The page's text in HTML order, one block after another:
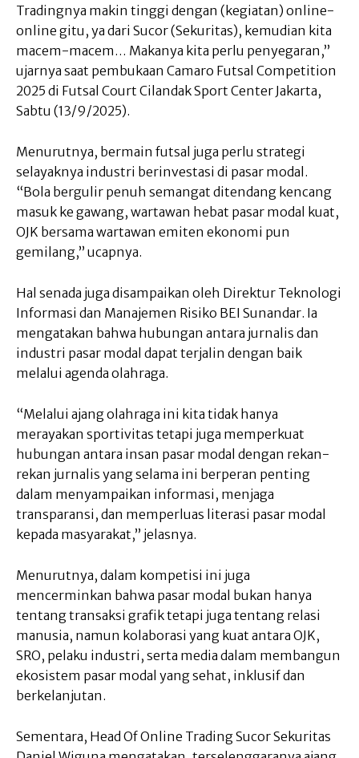
Tradingnya makin tinggi dengan (kegiatan) online-
online gitu, ya dari Sucor (Sekuritas), kemudian kita
macem-macem… Makanya kita perlu penyegaran,”
ujarnya saat pembukaan Camaro Futsal Competition
2025 di Futsal Court Cilandak Sport Center Jakarta,
Sabtu (13/9/2025).
Menurutnya, bermain futsal juga perlu strategi
selayaknya industri berinvestasi di pasar modal.
“Bola bergulir penuh semangat ditendang kencang
masuk ke gawang, wartawan hebat pasar modal kuat,
OJK bersama wartawan emiten ekonomi pun
gemilang,” ucapnya.
Hal senada juga disampaikan oleh Direktur Teknologi
Informasi dan Manajemen Risiko BEI Sunandar. Ia
mengatakan bahwa hubungan antara jurnalis dan
industri pasar modal dapat terjalin dengan baik
melalui agenda olahraga.
“Melalui ajang olahraga ini kita tidak hanya
merayakan sportivitas tetapi juga memperkuat
hubungan antara insan pasar modal dengan rekan-
rekan jurnalis yang selama ini berperan penting
dalam menyampaikan informasi, menjaga
transparansi, dan memperluas literasi pasar modal
kepada masyarakat,” jelasnya.
Menurutnya, dalam kompetisi ini juga
mencerminkan bahwa pasar modal bukan hanya
tentang transaksi grafik tetapi juga tentang relasi
manusia, namun kolaborasi yang kuat antara OJK,
SRO, pelaku industri, serta media dalam membangun
ekosistem pasar modal yang sehat, inklusif dan
berkelanjutan.
Sementara, Head Of Online Trading Sucor Sekuritas